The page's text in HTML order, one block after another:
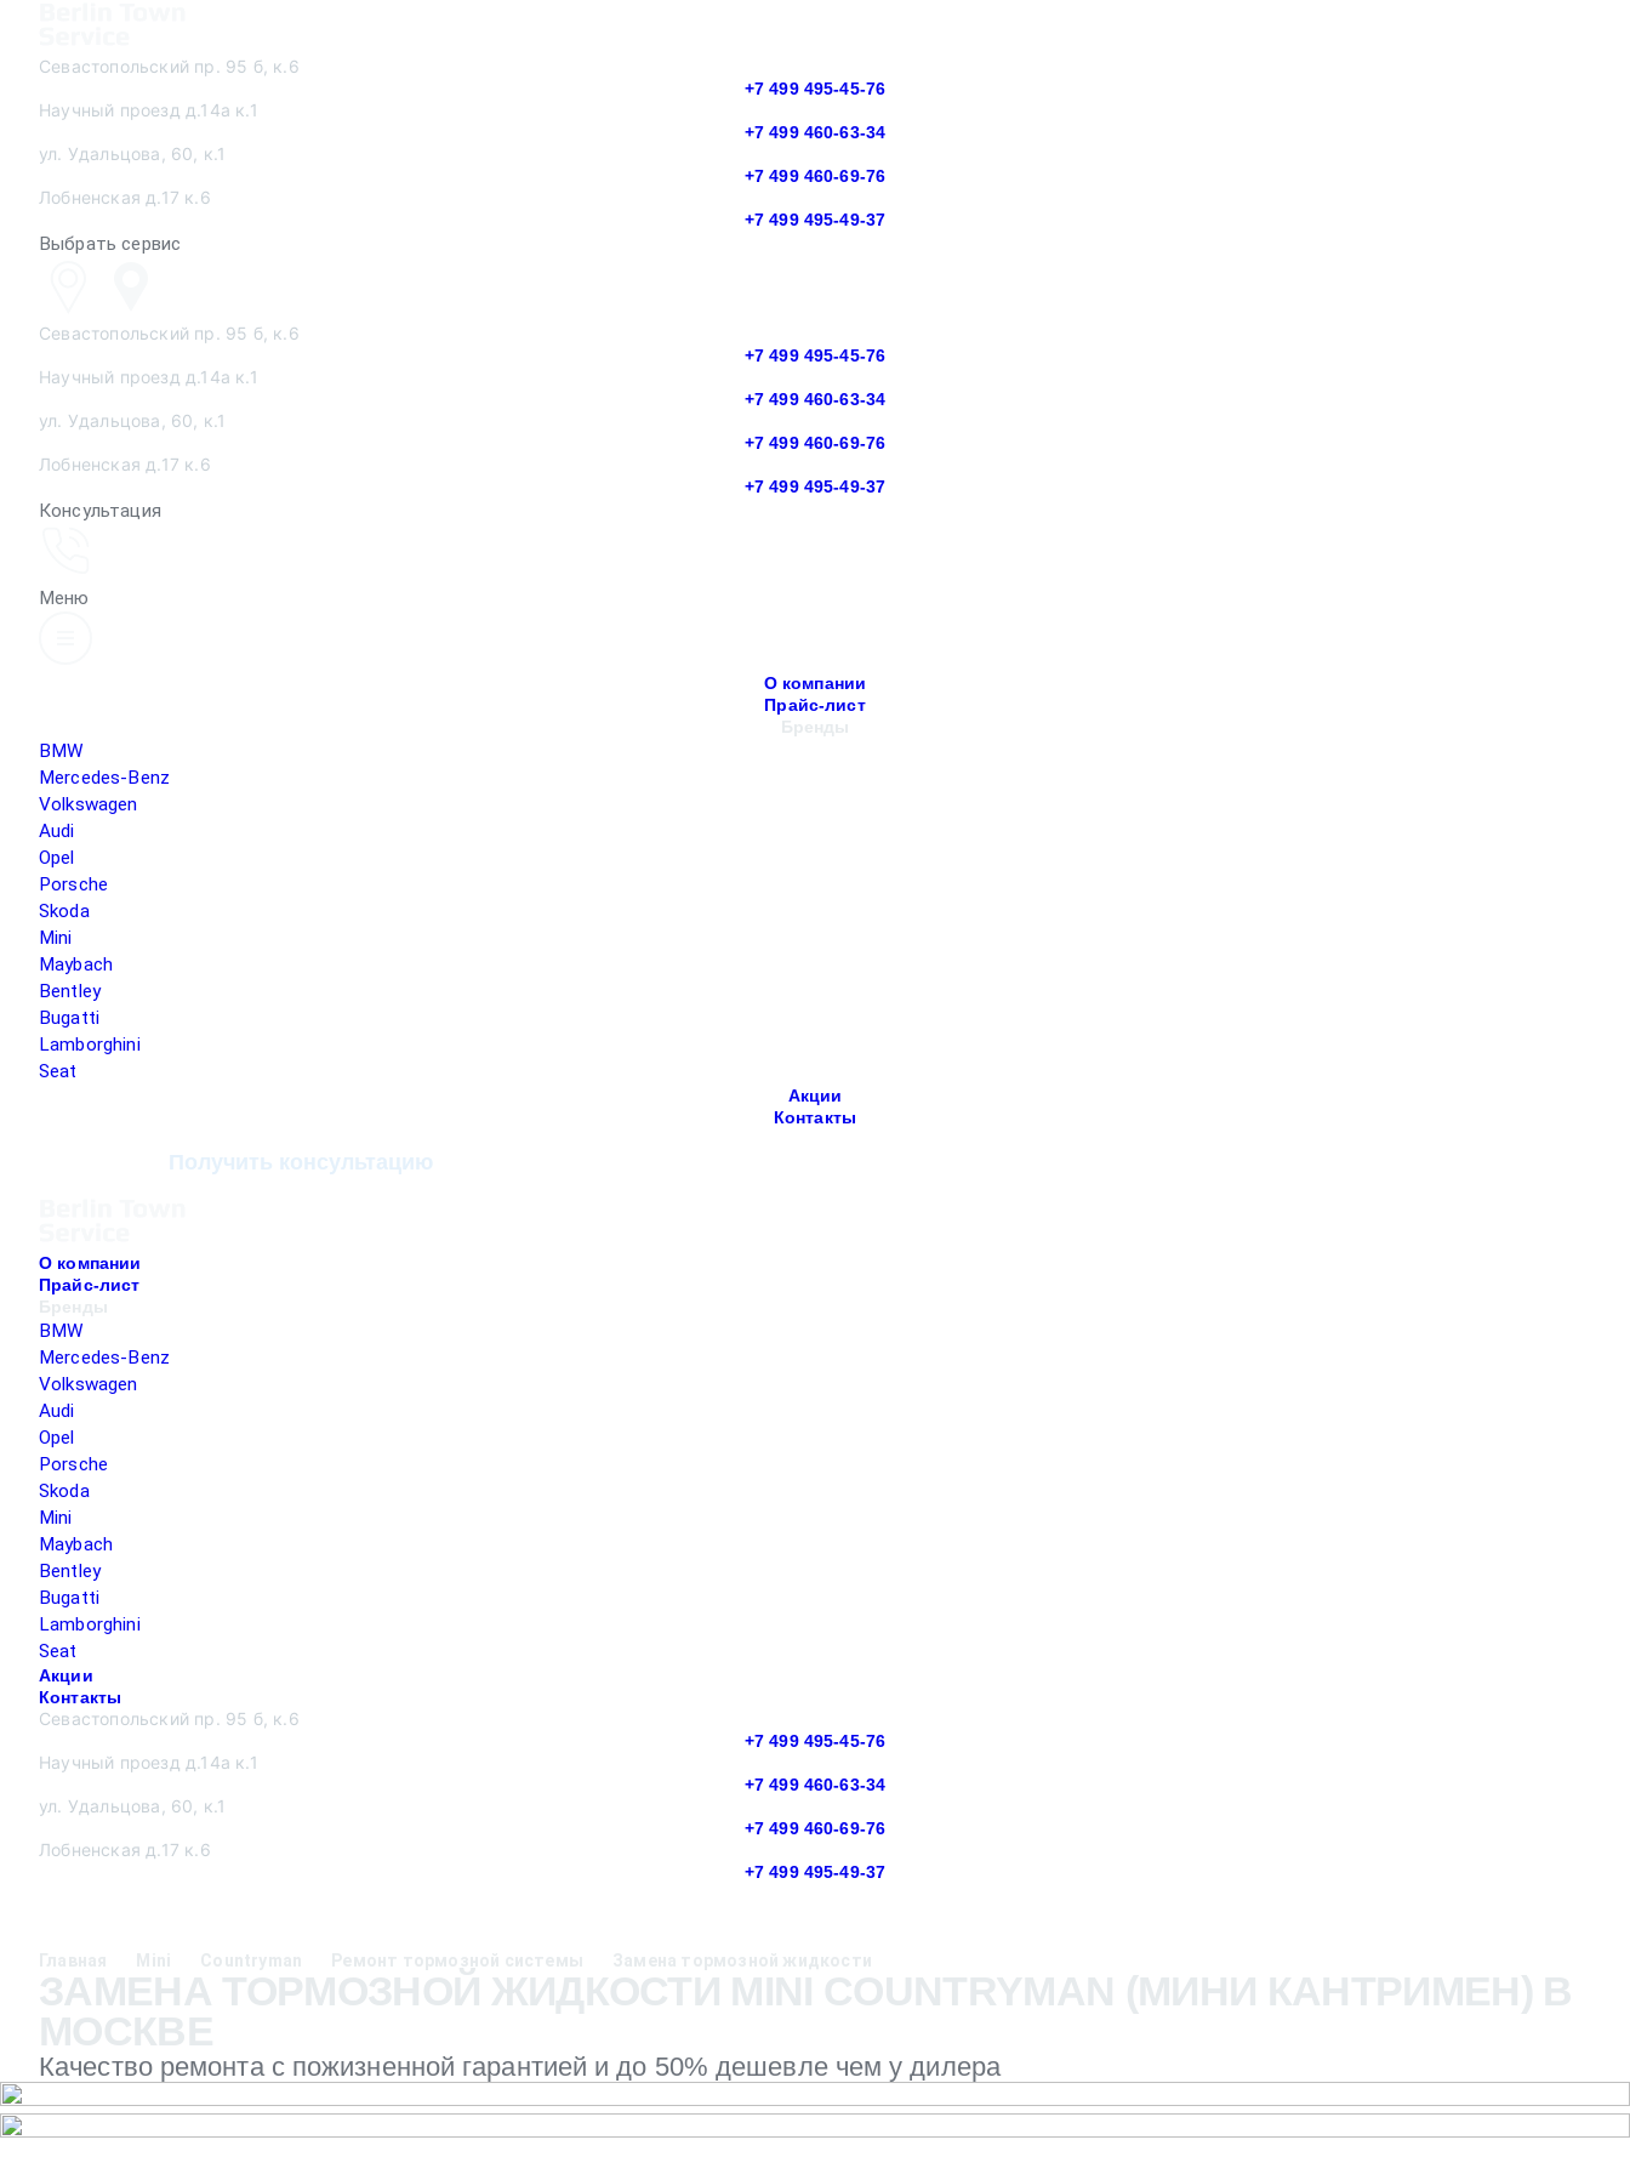
Севастопольский пр. 95 б, к.6
+7 499 495-45-76
Научный проезд д.14а к.1
+7 499 460-63-34
ул. Удальцова, 60, к.1
+7 499 460-69-76
Лобненская д.17 к.6
+7 499 495-49-37
Выбрать сервис
Севастопольский пр. 95 б, к.6
+7 499 495-45-76
Научный проезд д.14а к.1
+7 499 460-63-34
ул. Удальцова, 60, к.1
+7 499 460-69-76
Лобненская д.17 к.6
+7 499 495-49-37
Консультация
Меню
О компании
Прайс-лист
Бренды
BMW
Mercedes-Benz
Volkswagen
Audi
Opel
Porsche
Skoda
Mini
Maybach
Bentley
Bugatti
Lamborghini
Seat
Акции
Контакты
Получить консультацию
О компании
Прайс-лист
Бренды
BMW
Mercedes-Benz
Volkswagen
Audi
Opel
Porsche
Skoda
Mini
Maybach
Bentley
Bugatti
Lamborghini
Seat
Акции
Контакты
Севастопольский пр. 95 б, к.6
+7 499 495-45-76
Научный проезд д.14а к.1
+7 499 460-63-34
ул. Удальцова, 60, к.1
+7 499 460-69-76
Лобненская д.17 к.6
+7 499 495-49-37
Главная Mini Countryman Ремонт тормозной системы Замена тормозной жидкости
ЗАМЕНА ТОРМОЗНОЙ ЖИДКОСТИ MINI COUNTRYMAN (МИНИ КАНТРИМЕН) В
МОСКВЕ
Качество ремонта с пожизненной гарантией и до 50% дешевле чем у дилера